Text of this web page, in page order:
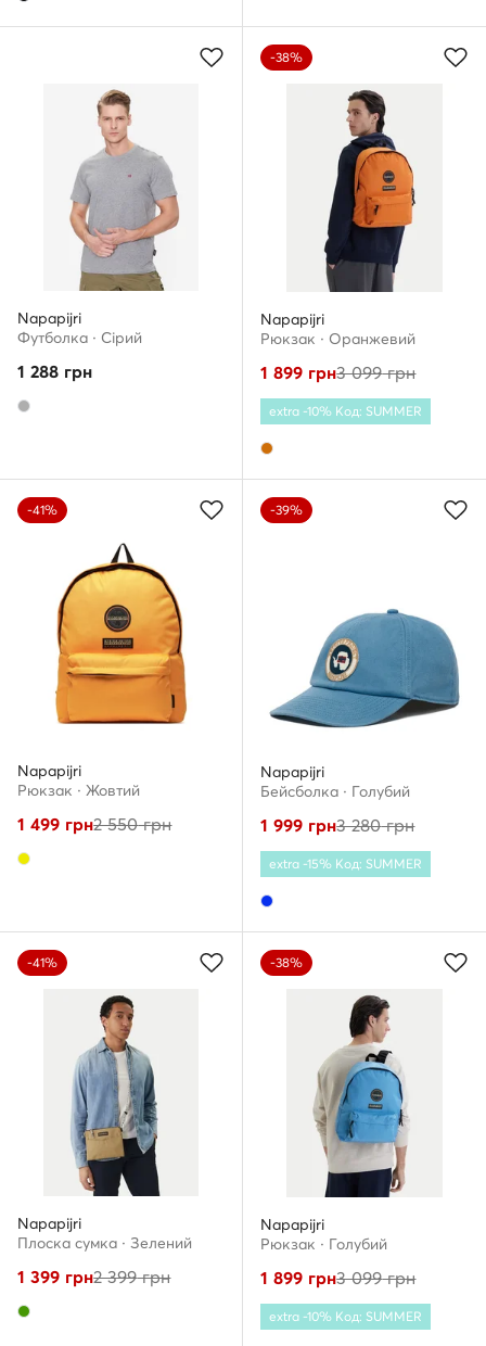
Napapijri
Футболка · Сірий
1 288 грн
-38%
Napapijri
Рюкзак · Оранжевий
1 899 грн3 099грн
extra -10% Код: SUMMER
-41%
Napapijri
Рюкзак · Жовтий
1 499 грн2 550грн
-39%
Napapijri
Бейсболка · Голубий
1 999 грн3 280грн
extra -15% Код: SUMMER
-41%
Napapijri
Плоска сумка · Зелений
1 399 грн2 399грн
-38%
Napapijri
Рюкзак · Голубий
1 899 грн3 099грн
extra -10% Код: SUMMER